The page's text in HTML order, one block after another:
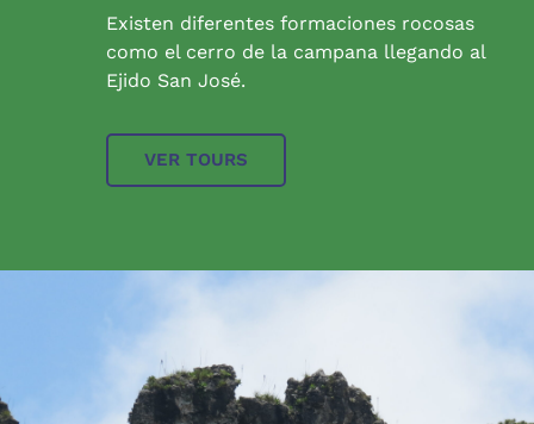
Existen diferentes formaciones rocosas
como el cerro de la campana llegando al
Ejido San José.
VER TOURS